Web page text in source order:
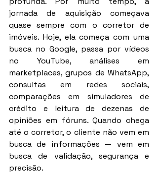
jornada de aquisição começava
quase sempre com o corretor de
imóveis. Hoje, ela começa com uma
busca no Google, passa por vídeos
no YouTube, análises em
marketplaces, grupos de WhatsApp,
consultas em redes sociais,
comparações em simuladores de
crédito e leitura de dezenas de
opiniões em fóruns. Quando chega
até o corretor, o cliente não vem em
busca de informações — vem em
busca de validação, segurança e
precisão.